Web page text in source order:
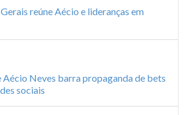
reúne Aécio e lideranças em
Aécio Neves barra propaganda de bets
sociais